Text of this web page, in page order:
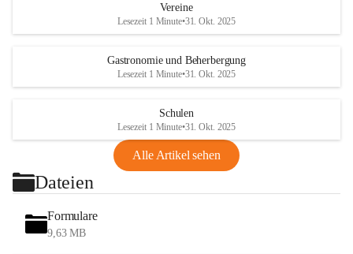
Vereine
Lesezeit 1 Minute•31. Okt. 2025
Gastronomie und Beherbergung
Lesezeit 1 Minute•31. Okt. 2025
Schulen
Lesezeit 1 Minute•31. Okt. 2025
Alle Artikel sehen
Dateien
Formulare
9,63 MB